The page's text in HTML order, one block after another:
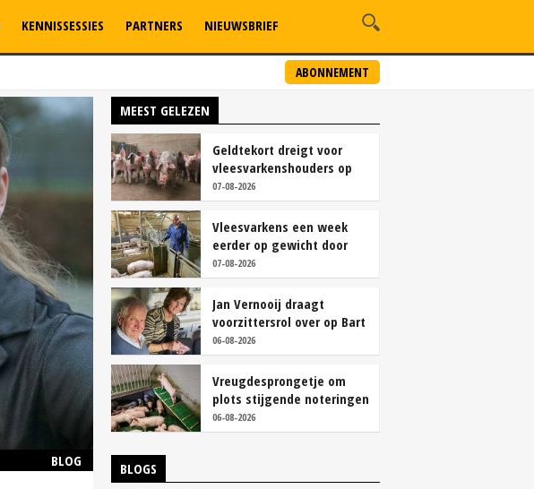
ABONNEMENT
KENNISSESSIES PARTNERS NIEUWSBRIEF
BLOG
MEEST GELEZEN
Geldtekort dreigt voor
vleesvarkenshouders op
vrije markt
07-08-2026
Vleesvarkens een week
eerder op gewicht door
continu aanbod van
brijvoer
07-08-2026
Jan Vernooij draagt
voorzittersrol over op Bart
Camps
06-08-2026
Vreugdesprongetje om
plots stijgende noteringen
06-08-2026
BLOGS